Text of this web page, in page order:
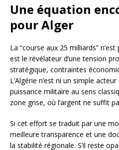
Une équation
pour Alger
La “course aux 25 milliards”
est le révélateur d’une tension
stratégique, contraintes
L’Algérie n’est ni un simple
puissance militaire au sens
zone grise, où l’argent ne suffit
Si cet effort se traduit par une
meilleure transparence et une
la stabilité régionale. S’il reste